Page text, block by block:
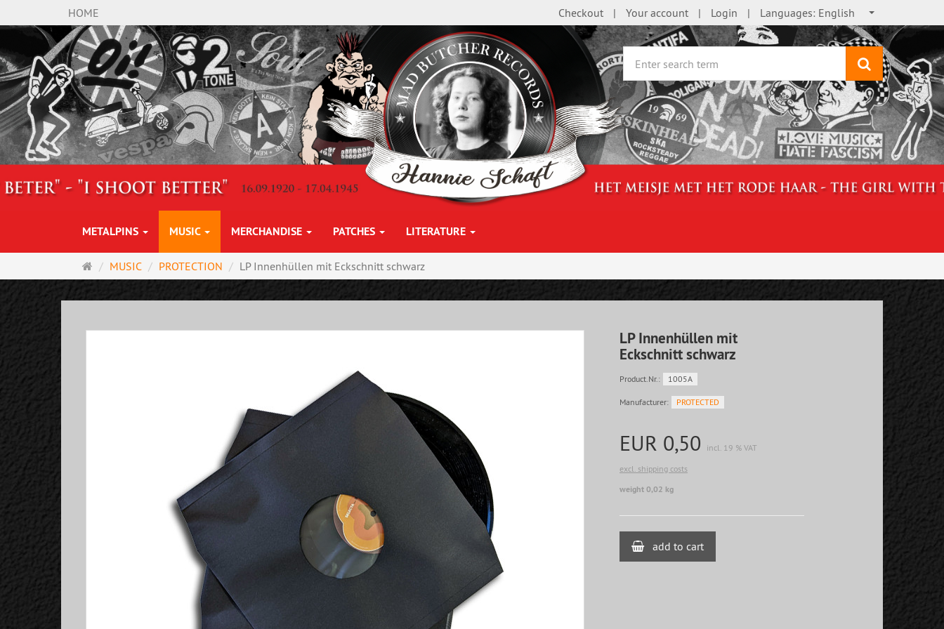
HOME Checkout Your account Login Languages: English
search
METALPINS MUSIC MERCHANDISE PATCHES LITERATURE
Main
page
MUSIC PROTECTION LP Innenhüllen mit Eckschnitt schwarz
LP Innenhüllen mit
Eckschnitt schwarz
Product.Nr.: 1005A
Manufacturer: PROTECTED
EUR 0,50
incl. 19 % VAT
excl. shipping costs
weight 0,02 kg
add to cart